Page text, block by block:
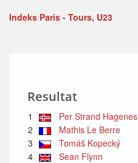
Indeks Paris - Tours, U23
Resultat
1 Per Strand Hagenes
2
Mathis Le Berre
3
Tomáš Kopecký
4
Sean Flynn